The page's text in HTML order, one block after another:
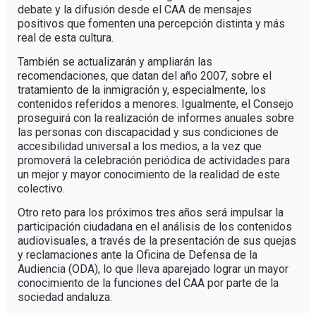
debate y la difusión desde el CAA de mensajes
positivos que fomenten una percepción distinta y más
real de esta cultura.
También se actualizarán y ampliarán las
recomendaciones, que datan del año 2007, sobre el
tratamiento de la inmigración y, especialmente, los
contenidos referidos a menores. Igualmente, el Consejo
proseguirá con la realización de informes anuales sobre
las personas con discapacidad y sus condiciones de
accesibilidad universal a los medios, a la vez que
promoverá la celebración periódica de actividades para
un mejor y mayor conocimiento de la realidad de este
colectivo.
Otro reto para los próximos tres años será impulsar la
participación ciudadana en el análisis de los contenidos
audiovisuales, a través de la presentación de sus quejas
y reclamaciones ante la Oficina de Defensa de la
Audiencia (ODA), lo que lleva aparejado lograr un mayor
conocimiento de la funciones del CAA por parte de la
sociedad andaluza.